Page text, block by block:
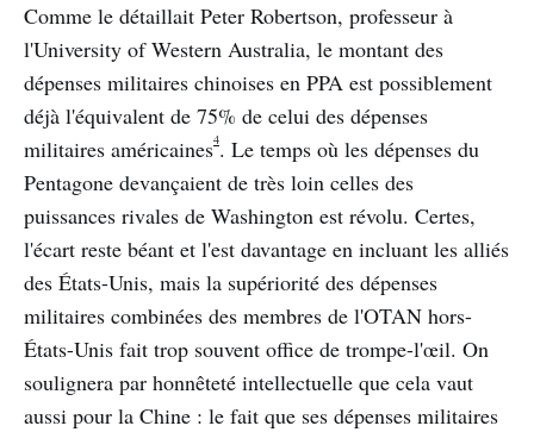
Comme le détaillait Peter Robertson, professeur à
l'University of Western Australia, le montant des
dépenses militaires chinoises en PPA est possiblement
déjà l'équivalent de 75% de celui des dépenses
militaires américaines4. Le temps où les dépenses du
Pentagone devançaient de très loin celles des
puissances rivales de Washington est révolu. Certes,
l'écart reste béant et l'est davantage en incluant les alliés
des États-Unis, mais la supériorité des dépenses
militaires combinées des membres de l'OTAN hors-
États-Unis fait trop souvent office de trompe-l'œil. On
soulignera par honnêteté intellectuelle que cela vaut
aussi pour la Chine : le fait que ses dépenses militaires